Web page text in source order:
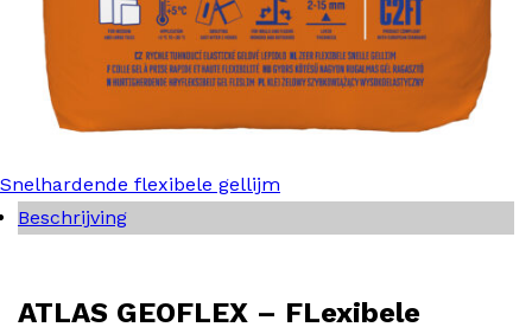
Snelhardende flexibele gellijm
Beschrijving
ATLAS GEOFLEX – FLexibele